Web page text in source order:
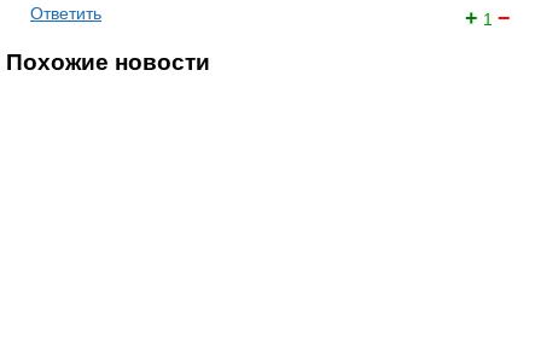
+ 1 −
Ответить
Похожие новости